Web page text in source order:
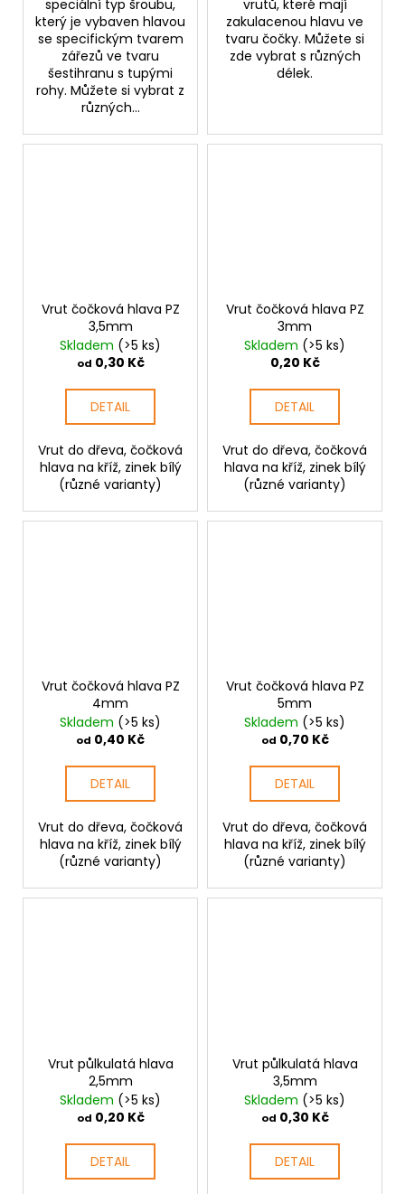
speciální typ šroubu,
který je vybaven hlavou
se specifickým tvarem
zářezů ve tvaru
šestihranu s tupými
rohy. Můžete si vybrat z
různých...
vrutů, které mají
zakulacenou hlavu ve
tvaru čočky. Můžete si
zde vybrat s různých
délek.
Vrut čočková hlava PZ
3,5mm
Skladem (>5 ks)
od 0,30 Kč
DETAIL
Vrut do dřeva, čočková
hlava na kříž, zinek bílý
(různé varianty)
Vrut čočková hlava PZ
3mm
Skladem (>5 ks)
0,20 Kč
DETAIL
Vrut do dřeva, čočková
hlava na kříž, zinek bílý
(různé varianty)
Vrut čočková hlava PZ
4mm
Skladem (>5 ks)
od 0,40 Kč
DETAIL
Vrut do dřeva, čočková
hlava na kříž, zinek bílý
(různé varianty)
Vrut čočková hlava PZ
5mm
Skladem (>5 ks)
od 0,70 Kč
DETAIL
Vrut do dřeva, čočková
hlava na kříž, zinek bílý
(různé varianty)
Vrut půlkulatá hlava
2,5mm
Skladem (>5 ks)
od 0,20 Kč
DETAIL
Vrut půlkulatá hlava
3,5mm
Skladem (>5 ks)
od 0,30 Kč
DETAIL